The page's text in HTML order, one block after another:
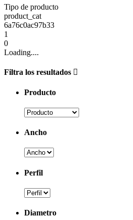
Tipo de producto
product_cat
6a76c0ac97b33
1
0
Loading....
Filtra los resultados
Producto
Ancho
Perfil
Diametro